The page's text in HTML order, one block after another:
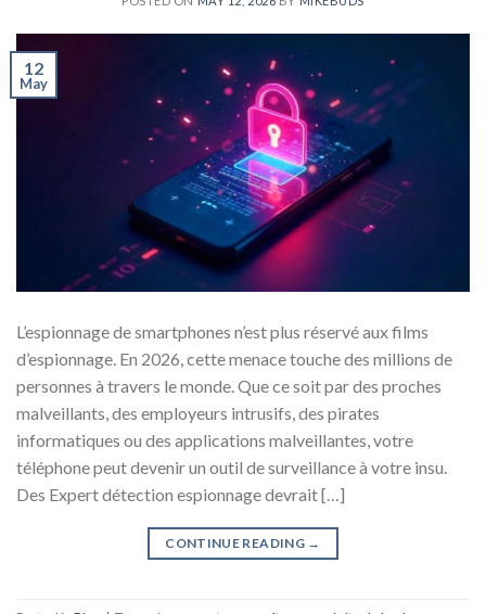
12
May
L’espionnage de smartphones n’est plus réservé aux films
d’espionnage. En 2026, cette menace touche des millions de
personnes à travers le monde. Que ce soit par des proches
malveillants, des employeurs intrusifs, des pirates
informatiques ou des applications malveillantes, votre
téléphone peut devenir un outil de surveillance à votre insu.
Des Expert détection espionnage devrait […]
CONTINUE READING →